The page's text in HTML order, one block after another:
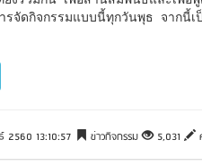
รจัดกิจกรรมแบบนี้ทุกวันพุธ จากนี้เ
2560 13:10:57 ข่าวกิจกรรม 5,031